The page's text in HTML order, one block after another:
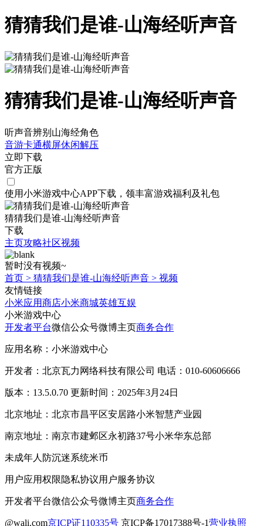
猜猜我们是谁-山海经听声音
猜猜我们是谁-山海经听声音
听声音辨别山海经角色
音游卡通横屏休闲解压
立即下载
官方正版
使用小米游戏中心APP下载 ，领丰富游戏福利 及礼包
猜猜我们是谁-山海经听声音
下载
主页攻略社区视频
暂时没有视频~
首页 > 猜猜我们是谁-山海经听声音 > 视频
友情链接
小米应用商店小米商城英雄互娱
小米游戏中心
开发者平台微信公众号微博主页商务合作
应用名称：小米游戏中心
开发者：北京瓦力网络科技有限公司 电话：010-60606666
版本：13.5.0.70 更新时间：2025年3月24日
北京地址：北京市昌平区安居路小米智慧产业园
南京地址：南京市建邺区永初路37号小米华东总部
未成年人防沉迷系统米币
用户应用权限隐私协议用户服务协议
开发者平台微信公众号微博主页商务合作
@wali.com京ICP证110335号 京ICP备17017388号-1营业执照